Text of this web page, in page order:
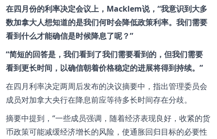
在四月份的利率决定会议上，Macklem说，“我意识到大多
数加拿大人想知道的是我们何时会降低政策利率。我们需要
看到什么才能确信是时候降息了呢？”
“简短的回答是，我们看到了我们需要看到的，但我们需要
看到更长时间，以确信朝着价格稳定的进展将得到持续。”
在四月利率决定两周后发布的决议摘要中，指出管理委员会
成员对加拿大央行在降息前应等待多长时间存在分歧。
摘要中提到，“一些成员强调，随着经济表现良好，收紧的货
币政策可能减缓经济增长的风险，使通胀回归目标的必要性